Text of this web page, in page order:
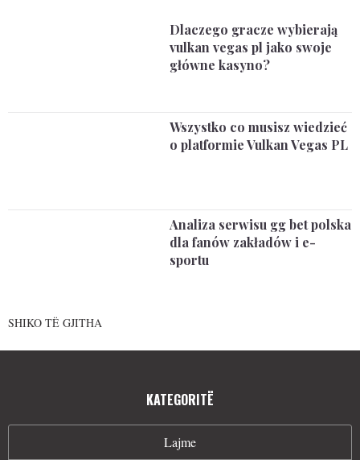
Dlaczego gracze wybierają
vulkan vegas pl jako swoje
główne kasyno?
Wszystko co musisz wiedzieć
o platformie Vulkan Vegas PL
Analiza serwisu gg bet polska
dla fanów zakładów i e-
sportu
SHIKO TË GJITHA
KATEGORITË
Lajme